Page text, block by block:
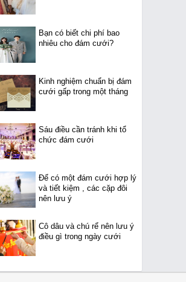
Bạn có biết chi phí bao
nhiêu cho đám cưới?
Kinh nghiệm chuẩn bị đám
cưới gấp trong một tháng
Sáu điều cần tránh khi tổ
chức đám cưới
Để có một đám cưới hợp lý
và tiết kiệm , các cặp đôi
nên lưu ý
Cô dâu và chú rể nên lưu ý
điều gì trong ngày cưới